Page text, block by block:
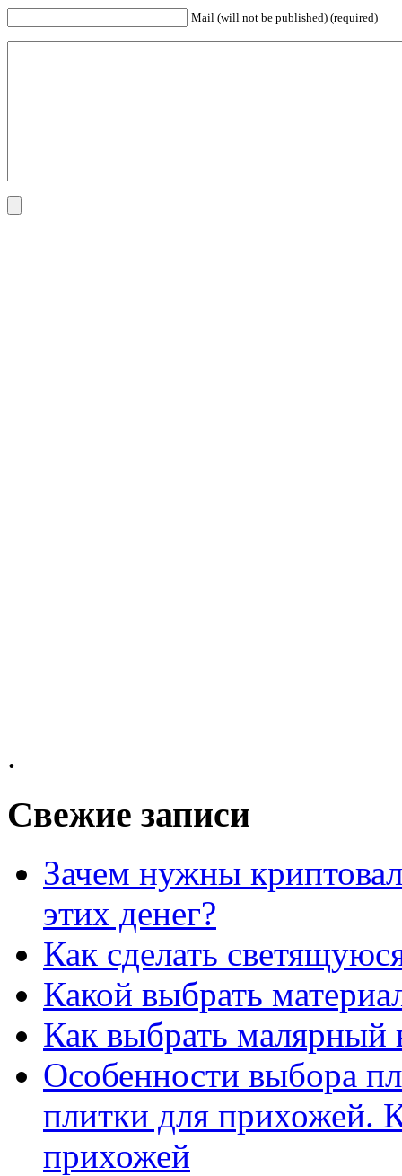
Mail (will not be published) (required)
.
Свежие записи
Зачем нужны
этих денег?
Как сделать
Какой выбрать
Как выбрать малярный
Особенности выбора
плитки для прихожей.
прихожей